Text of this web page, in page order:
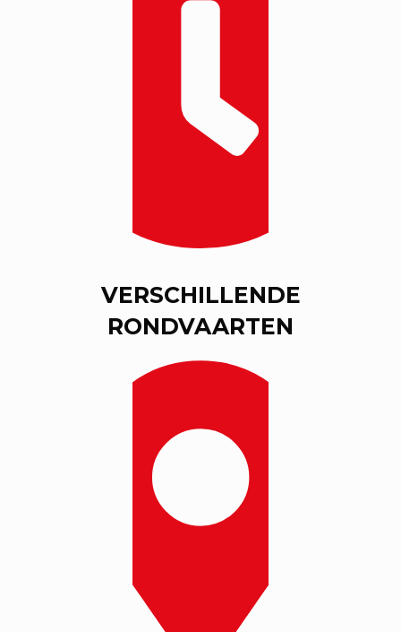
VERSCHILLENDE
RONDVAARTEN